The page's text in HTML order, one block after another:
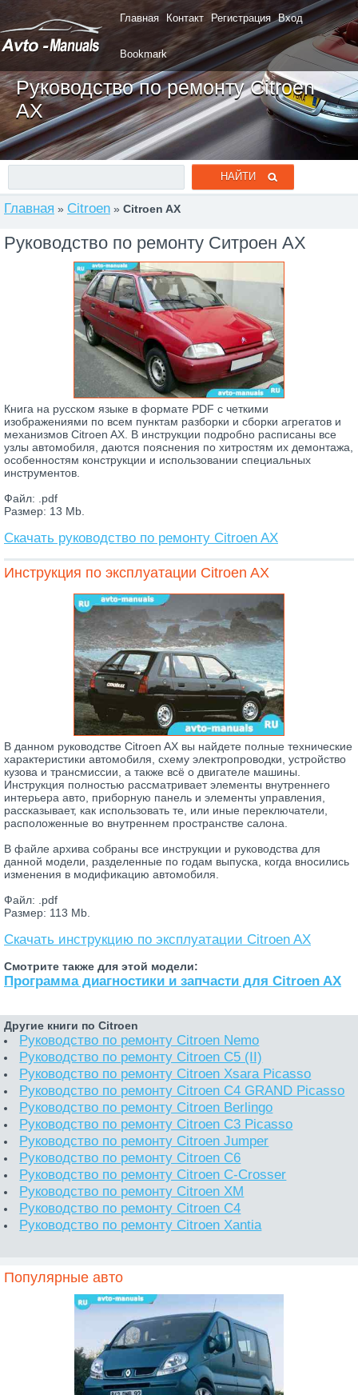
Главная Контакт Регистрация Вход
Bookmark
Руководство по ремонту Citroen
AX
Главная » Citroen » Citroen AX
Руководство по ремонту Ситроен AX
Книга на русском языке в формате PDF с четкими
изображениями по всем пунктам разборки и сборки агрегатов и
механизмов Citroen AX. В инструкции подробно расписаны все
узлы автомобиля, даются пояснения по хитростям их демонтажа,
особенностям конструкции и использовании специальных
инструментов.
Файл: .pdf
Размер: 13 Mb.
Скачать руководство по ремонту Citroen AX
Инструкция по эксплуатации Citroen AX
В данном руководстве Citroen AX вы найдете полные технические
характеристики автомобиля, схему электропроводки, устройство
кузова и трансмиссии, а также всё о двигателе машины.
Инструкция полностью рассматривает элементы внутреннего
интерьера авто, приборную панель и элементы управления,
рассказывает, как использовать те, или иные переключатели,
расположенные во внутреннем пространстве салона.
В файле архива собраны все инструкции и руководства для
данной модели, разделенные по годам выпуска, когда вносились
изменения в модификацию автомобиля.
Файл: .pdf
Размер: 113 Mb.
Скачать инструкцию по эксплуатации Citroen AX
Смотрите также для этой модели:
Программа диагностики и запчасти для Citroen AX
Другие книги по Citroen
Руководство по ремонту Citroen Nemo
Руководство по ремонту Citroen C5 (II)
Руководство по ремонту Citroen Xsara Picasso
Руководство по ремонту Citroen C4 GRAND Picasso
Руководство по ремонту Citroen Berlingo
Руководство по ремонту Citroen C3 Picasso
Руководство по ремонту Citroen Jumper
Руководство по ремонту Citroen C6
Руководство по ремонту Citroen C-Crosser
Руководство по ремонту Citroen XM
Руководство по ремонту Citroen C4
Руководство по ремонту Citroen Xantia
Популярные авто